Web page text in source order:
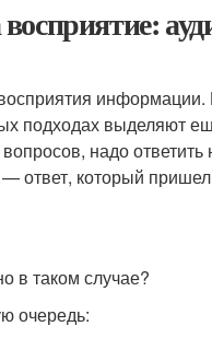
информации.
подходах выделяют
надо
ответ, который
в таком случае?
очередь: